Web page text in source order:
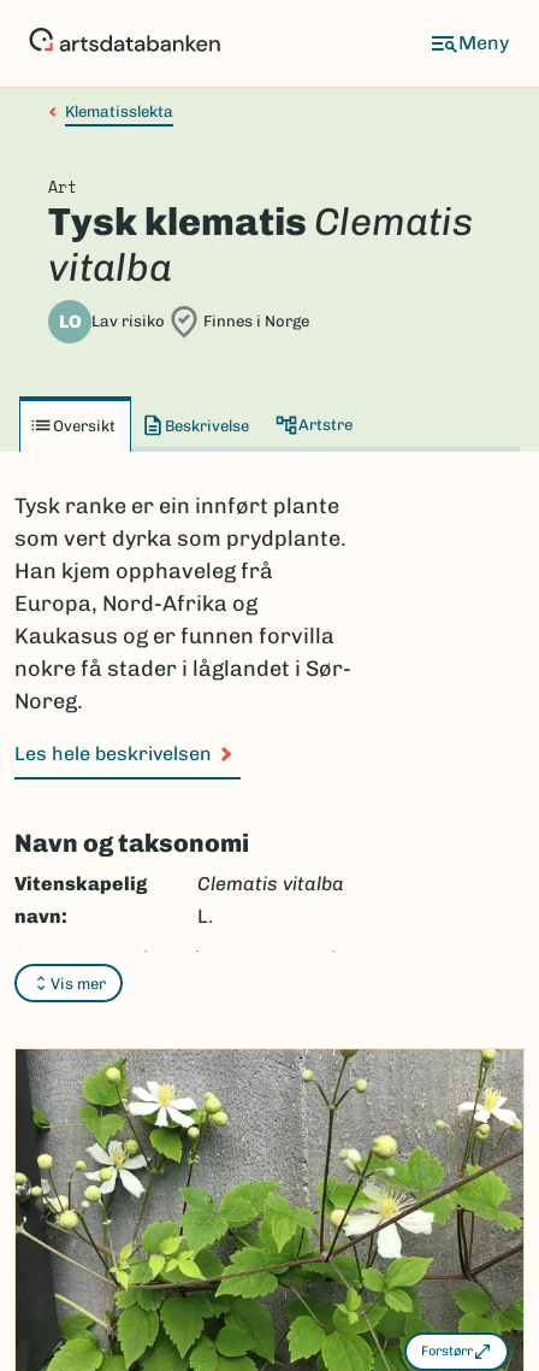
Klematisslekta
Art
Tysk klematis Clematis
vitalba
LO Lav risiko Finnes i Norge
Oversikt Beskrivelse Artstre
Tysk ranke er ein innført plante
som vert dyrka som prydplante.
Han kjem opphaveleg frå
Europa, Nord-Afrika og
Kaukasus og er funnen forvilla
nokre få stader i låglandet i Sør-
Noreg.
Les hele beskrivelsen
Navn og taksonomi
Vis mer
Vitenskapelig
navn:
Clematis vitalba
L.
Synonymer:
Clematis crenata
Jord.
Bokmål:tysk klematis
Nynorsk:tysk ranke
Nordsamisk/Davvisámegiella:Ingen
Vitenskapelig navn ID:103105
Takson ID:131879
Gå til Nortaxa for flere detaljer
(Ekstern lenke)
Forstørr